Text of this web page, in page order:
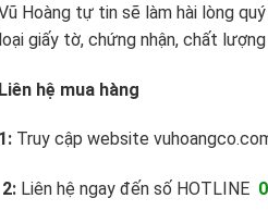
Hoàng tự tin sẽ làm hài lòng
loại giấy tờ, chứng nhận, chất
Liên hệ mua hàng
1: Truy cập website
2: Liên hệ ngay đến số HOTLINE